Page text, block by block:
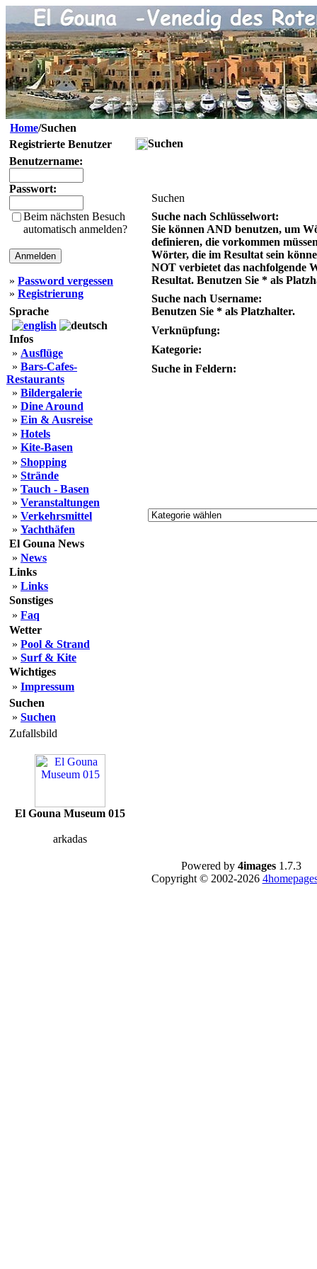
Home/Suchen
Registrierte Benutzer
Benutzername:
Passwort:
Beim nächsten Besuch
automatisch anmelden?
» Password vergessen
» Registrierung
Sprache
Infos
» Ausflüge
» Bars-Cafes-
Restaurants
» Bildergalerie
» Dine Around
» Ein & Ausreise
» Hotels
» Kite-Basen
» Shopping
» Strände
» Tauch - Basen
» Veranstaltungen
» Verkehrsmittel
» Yachthäfen
El Gouna News
» News
Links
» Links
Sonstiges
» Faq
Wetter
» Pool & Strand
» Surf & Kite
Wichtiges
» Impressum
Suchen
» Suchen
Zufallsbild
El Gouna Museum 015
arkadas
Suchen
Suchen
Suche nach Schlüsselwort:
Sie können AND benutzen, um
definieren, die vorkommen
Wörter, die im Resultat sein
NOT verbietet das nachfolgende
Resultat. Benutzen Sie * als
Suche nach Username:
Benutzen Sie * als Platzhalter.
Verknüpfung:
Kategorie:
Suche in Feldern:
Powered by 4images 1.7.3
Copyright © 2002-2026